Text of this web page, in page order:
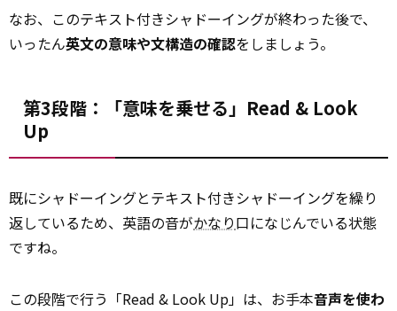
なお、このテキスト付きシャドーイングが終わった後で、
いったん英文の意味や文構造の確認をしましょう。
第3段階：「意味を乗せる」Read & Look
Up
既にシャドーイングとテキスト付きシャドーイングを繰り
返しているため、英語の音がかなり口になじんでいる状態
ですね。
この段階で行う「Read & Look Up」は、お手本音声を使わ